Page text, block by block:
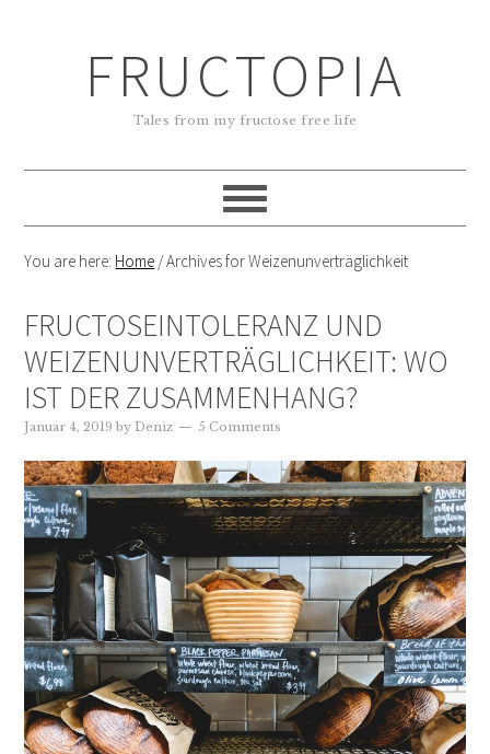
FRUCTOPIA
Tales from my fructose free life
You are here: Home /Archives for Weizenunverträglichkeit
FRUCTOSEINTOLERANZ UND
WEIZENUNVERTRÄGLICHKEIT: WO
IST DER ZUSAMMENHANG?
Januar 4, 2019 byDeniz 5 Comments